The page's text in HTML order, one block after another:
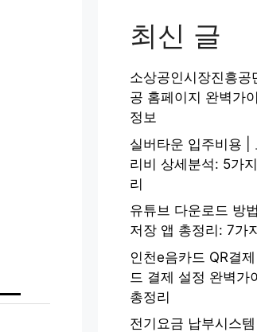
최신 글
소상공인시장진흥공
공 홈페이지 완벽가
정보
실버타운 입주비용 |
리비 상세분석: 5가
리
유튜브 다운로드 방
저장 앱 총정리: 7가
인천e음카드 QR결
드 결제 설정 완벽가
총정리
전기요금 납부시스